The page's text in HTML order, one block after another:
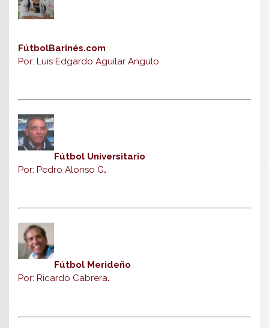
FútbolBarinés.com
Por: Luis Edgardo Aguilar Angulo
Fútbol Universitario
Por: Pedro Alonso G.
Fútbol Merideño
Por: Ricardo Cabrera.